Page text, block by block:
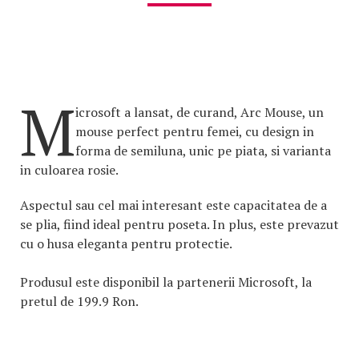
Microsoft a lansat, de curand, Arc Mouse, un
mouse perfect pentru femei, cu design in
forma de semiluna, unic pe piata, si varianta
in culoarea rosie.
Aspectul sau cel mai interesant este capacitatea de a
se plia, fiind ideal pentru poseta. In plus, este prevazut
cu o husa eleganta pentru protectie.
Produsul este disponibil la partenerii Microsoft, la
pretul de 199.9 Ron.